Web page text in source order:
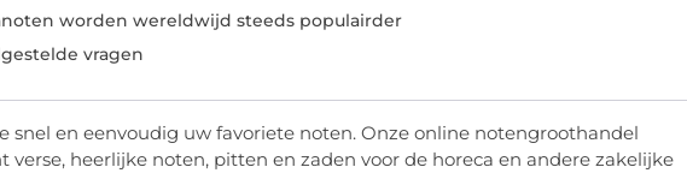
worden wereldwijd steeds populairder
vragen
snel en eenvoudig uw favoriete noten. Onze online notengroothandel
heerlijke noten, pitten en zaden voor de horeca en andere zakelijke